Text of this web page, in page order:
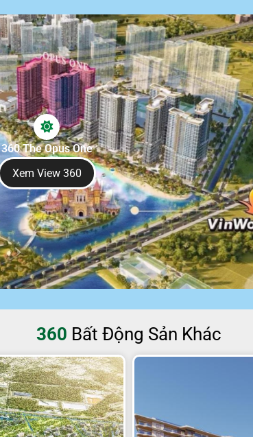
360 The Opus One
Xem View 360
360 Bất Động Sản Khác